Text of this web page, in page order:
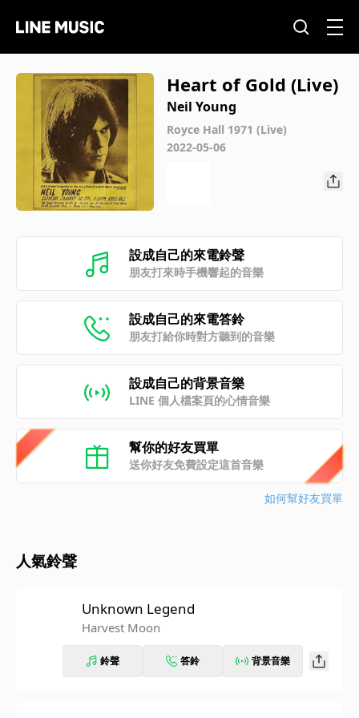
Heart of Gold (Live)
Neil Young
Royce Hall 1971 (Live)
2022-05-06
設成自己的來電鈴聲
朋友打來時手機響起的音樂
設成自己的來電答鈴
朋友打給你時對方聽到的音樂
設成自己的背景音樂
LINE 個人檔案頁的心情音樂
幫你的好友買單
送你好友免費設定這首音樂
如何幫好友買單
人氣鈴聲
Unknown Legend
Harvest Moon
鈴聲 答鈴 背景音樂